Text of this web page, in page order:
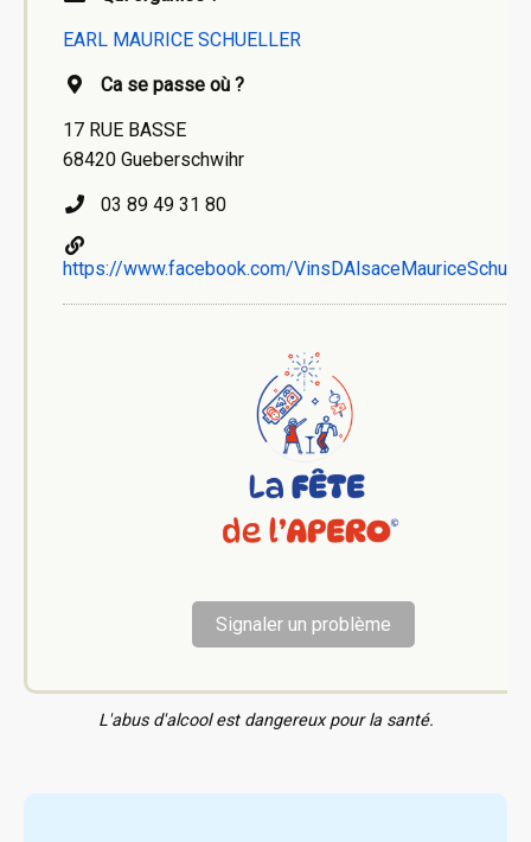
EARL MAURICE SCHUELLER
Ca se passe où ?
17 RUE BASSE
68420 Gueberschwihr
03 89 49 31 80
https://www.facebook.com/
Signaler un problème
L'abus d'alcool est dangereux pour la santé.